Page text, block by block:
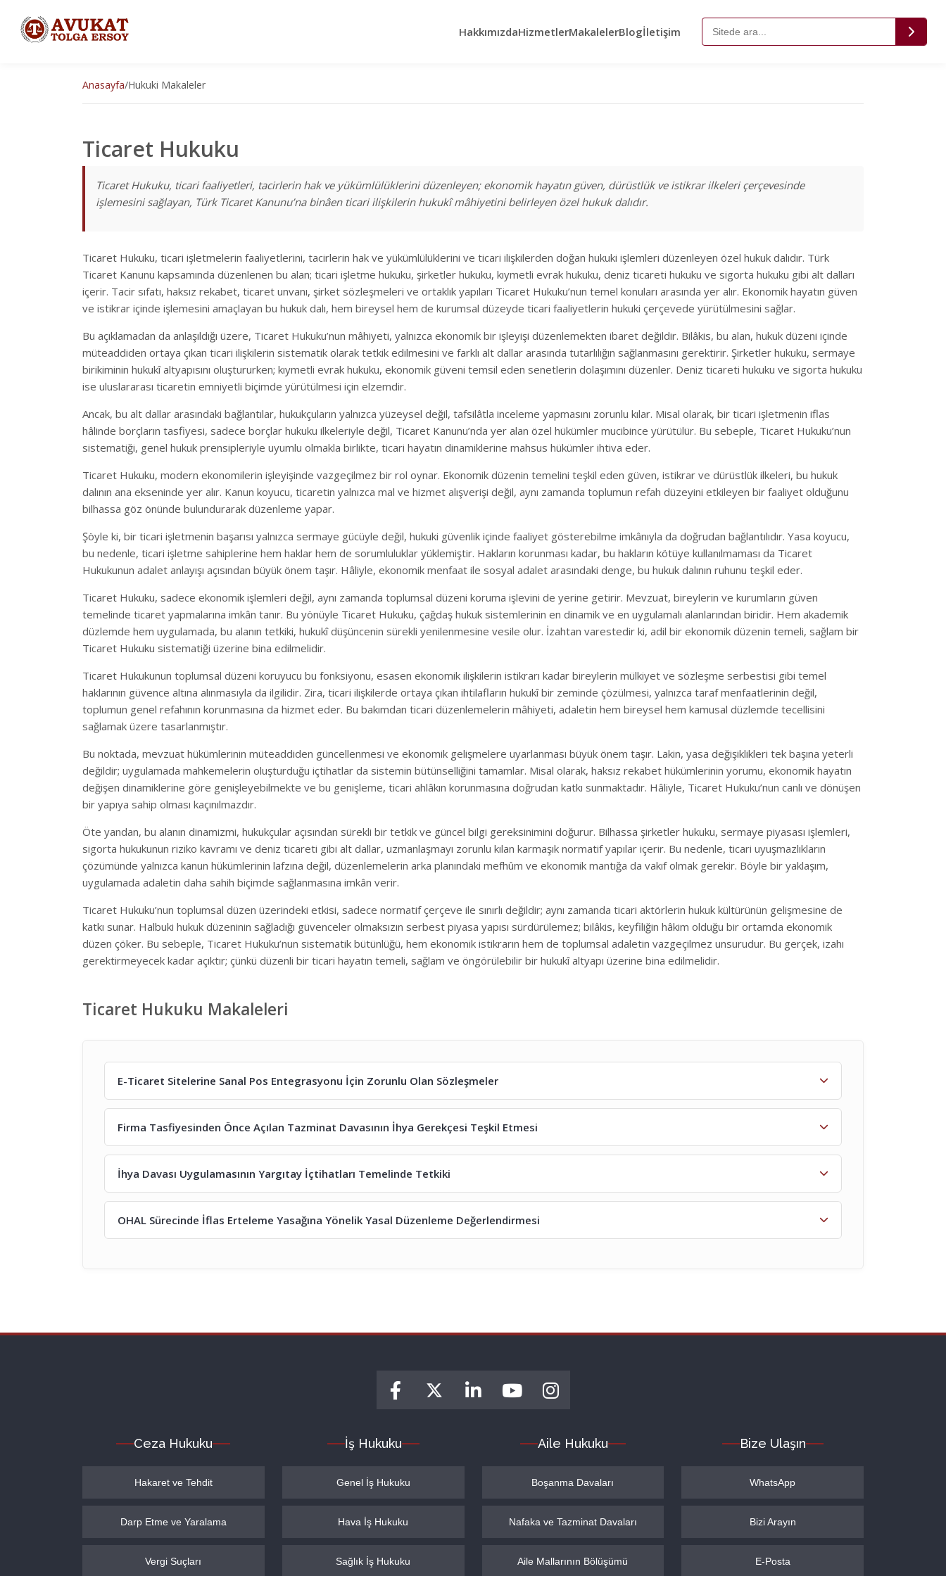
HakkımızdaHizmetlerMakalelerBlogİletişim
Anasayfa/Hukuki Makaleler
Ticaret Hukuku
Ticaret Hukuku, ticari faaliyetleri, tacirlerin hak ve yükümlülüklerini düzenleyen; ekonomik hayatın güven, dürüstlük ve istikrar ilkeleri çerçevesinde
işlemesini sağlayan, Türk Ticaret Kanunu’na binâen ticari ilişkilerin hukukî mâhiyetini belirleyen özel hukuk dalıdır.
Ticaret Hukuku, ticari işletmelerin faaliyetlerini, tacirlerin hak ve yükümlülüklerini ve ticari ilişkilerden doğan hukuki işlemleri düzenleyen özel hukuk dalıdır. Türk
Ticaret Kanunu kapsamında düzenlenen bu alan; ticari işletme hukuku, şirketler hukuku, kıymetli evrak hukuku, deniz ticareti hukuku ve sigorta hukuku gibi alt dalları
içerir. Tacir sıfatı, haksız rekabet, ticaret unvanı, şirket sözleşmeleri ve ortaklık yapıları Ticaret Hukuku’nun temel konuları arasında yer alır. Ekonomik hayatın güven
ve istikrar içinde işlemesini amaçlayan bu hukuk dalı, hem bireysel hem de kurumsal düzeyde ticari faaliyetlerin hukuki çerçevede yürütülmesini sağlar.
Bu açıklamadan da anlaşıldığı üzere, Ticaret Hukuku’nun mâhiyeti, yalnızca ekonomik bir işleyişi düzenlemekten ibaret değildir. Bilâkis, bu alan, hukuk düzeni içinde
müteaddiden ortaya çıkan ticari ilişkilerin sistematik olarak tetkik edilmesini ve farklı alt dallar arasında tutarlılığın sağlanmasını gerektirir. Şirketler hukuku, sermaye
birikiminin hukukî altyapısını oluştururken; kıymetli evrak hukuku, ekonomik güveni temsil eden senetlerin dolaşımını düzenler. Deniz ticareti hukuku ve sigorta hukuku
ise uluslararası ticaretin emniyetli biçimde yürütülmesi için elzemdir.
Ancak, bu alt dallar arasındaki bağlantılar, hukukçuların yalnızca yüzeysel değil, tafsilâtla inceleme yapmasını zorunlu kılar. Misal olarak, bir ticari işletmenin iflas
hâlinde borçların tasfiyesi, sadece borçlar hukuku ilkeleriyle değil, Ticaret Kanunu’nda yer alan özel hükümler mucibince yürütülür. Bu sebeple, Ticaret Hukuku’nun
sistematiği, genel hukuk prensipleriyle uyumlu olmakla birlikte, ticari hayatın dinamiklerine mahsus hükümler ihtiva eder.
Ticaret Hukuku, modern ekonomilerin işleyişinde vazgeçilmez bir rol oynar. Ekonomik düzenin temelini teşkil eden güven, istikrar ve dürüstlük ilkeleri, bu hukuk
dalının ana ekseninde yer alır. Kanun koyucu, ticaretin yalnızca mal ve hizmet alışverişi değil, aynı zamanda toplumun refah düzeyini etkileyen bir faaliyet olduğunu
bilhassa göz önünde bulundurarak düzenleme yapar.
Şöyle ki, bir ticari işletmenin başarısı yalnızca sermaye gücüyle değil, hukuki güvenlik içinde faaliyet gösterebilme imkânıyla da doğrudan bağlantılıdır. Yasa koyucu,
bu nedenle, ticari işletme sahiplerine hem haklar hem de sorumluluklar yüklemiştir. Hakların korunması kadar, bu hakların kötüye kullanılmaması da Ticaret
Hukukunun adalet anlayışı açısından büyük önem taşır. Hâliyle, ekonomik menfaat ile sosyal adalet arasındaki denge, bu hukuk dalının ruhunu teşkil eder.
Ticaret Hukuku, sadece ekonomik işlemleri değil, aynı zamanda toplumsal düzeni koruma işlevini de yerine getirir. Mevzuat, bireylerin ve kurumların güven
temelinde ticaret yapmalarına imkân tanır. Bu yönüyle Ticaret Hukuku, çağdaş hukuk sistemlerinin en dinamik ve en uygulamalı alanlarından biridir. Hem akademik
düzlemde hem uygulamada, bu alanın tetkiki, hukukî düşüncenin sürekli yenilenmesine vesile olur. İzahtan varestedir ki, adil bir ekonomik düzenin temeli, sağlam bir
Ticaret Hukuku sistematiği üzerine bina edilmelidir.
Ticaret Hukukunun toplumsal düzeni koruyucu bu fonksiyonu, esasen ekonomik ilişkilerin istikrarı kadar bireylerin mülkiyet ve sözleşme serbestisi gibi temel
haklarının güvence altına alınmasıyla da ilgilidir. Zira, ticari ilişkilerde ortaya çıkan ihtilafların hukukî bir zeminde çözülmesi, yalnızca taraf menfaatlerinin değil,
toplumun genel refahının korunmasına da hizmet eder. Bu bakımdan ticari düzenlemelerin mâhiyeti, adaletin hem bireysel hem kamusal düzlemde tecellisini
sağlamak üzere tasarlanmıştır.
Bu noktada, mevzuat hükümlerinin müteaddiden güncellenmesi ve ekonomik gelişmelere uyarlanması büyük önem taşır. Lakin, yasa değişiklikleri tek başına yeterli
değildir; uygulamada mahkemelerin oluşturduğu içtihatlar da sistemin bütünselliğini tamamlar. Misal olarak, haksız rekabet hükümlerinin yorumu, ekonomik hayatın
değişen dinamiklerine göre genişleyebilmekte ve bu genişleme, ticari ahlâkın korunmasına doğrudan katkı sunmaktadır. Hâliyle, Ticaret Hukuku’nun canlı ve dönüşen
bir yapıya sahip olması kaçınılmazdır.
Öte yandan, bu alanın dinamizmi, hukukçular açısından sürekli bir tetkik ve güncel bilgi gereksinimini doğurur. Bilhassa şirketler hukuku, sermaye piyasası işlemleri,
sigorta hukukunun riziko kavramı ve deniz ticareti gibi alt dallar, uzmanlaşmayı zorunlu kılan karmaşık normatif yapılar içerir. Bu nedenle, ticari uyuşmazlıkların
çözümünde yalnızca kanun hükümlerinin lafzına değil, düzenlemelerin arka planındaki mefhûm ve ekonomik mantığa da vakıf olmak gerekir. Böyle bir yaklaşım,
uygulamada adaletin daha sahih biçimde sağlanmasına imkân verir.
Ticaret Hukuku’nun toplumsal düzen üzerindeki etkisi, sadece normatif çerçeve ile sınırlı değildir; aynı zamanda ticari aktörlerin hukuk kültürünün gelişmesine de
katkı sunar. Halbuki hukuk düzeninin sağladığı güvenceler olmaksızın serbest piyasa yapısı sürdürülemez; bilâkis, keyfiliğin hâkim olduğu bir ortamda ekonomik
düzen çöker. Bu sebeple, Ticaret Hukuku’nun sistematik bütünlüğü, hem ekonomik istikrarın hem de toplumsal adaletin vazgeçilmez unsurudur. Bu gerçek, izahı
gerektirmeyecek kadar açıktır; çünkü düzenli bir ticari hayatın temeli, sağlam ve öngörülebilir bir hukukî altyapı üzerine bina edilmelidir.
Ticaret Hukuku Makaleleri
E-Ticaret Sitelerine Sanal Pos Entegrasyonu İçin Zorunlu Olan Sözleşmeler
Firma Tasfiyesinden Önce Açılan Tazminat Davasının İhya Gerekçesi Teşkil Etmesi
İhya Davası Uygulamasının Yargıtay İçtihatları Temelinde Tetkiki
OHAL Sürecinde İflas Erteleme Yasağına Yönelik Yasal Düzenleme Değerlendirmesi
Ceza Hukuku
Hakaret ve Tehdit
Darp Etme ve Yaralama
Vergi Suçları
İş Hukuku
Genel İş Hukuku
Hava İş Hukuku
Sağlık İş Hukuku
Aile Hukuku
Boşanma Davaları
Nafaka ve Tazminat Davaları
Aile Mallarının Bölüşümü
Bize Ulaşın
WhatsApp
Bizi Arayın
E-Posta